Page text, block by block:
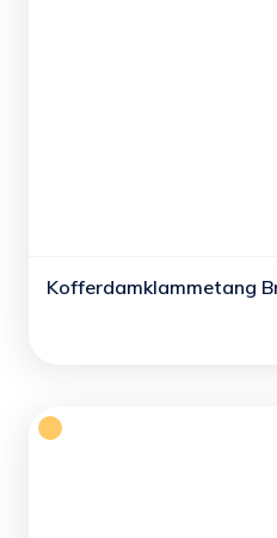
Kofferdamklammetang